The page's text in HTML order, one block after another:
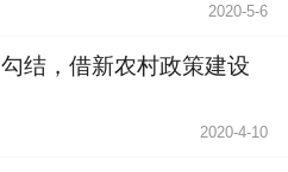
2020-5-6
结，借新农村政策建设
2020-4-10